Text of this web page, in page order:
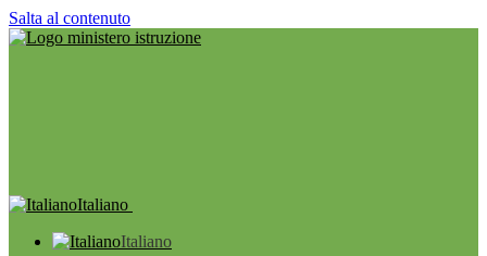
Salta al contenuto
Italiano
Italiano